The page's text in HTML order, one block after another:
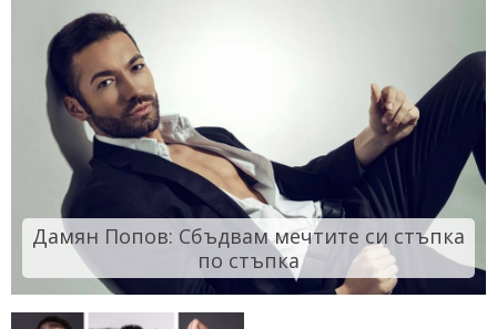
Дамян Попов: Сбъдвам мечтите си стъпка
по стъпка